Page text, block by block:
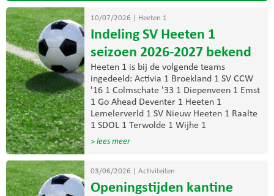
10/07/2026 Heeten 1
Indeling SV Heeten 1
seizoen 2026-2027 bekend
Heeten 1 is bij de volgende teams
ingedeeld: Activia 1 Broekland 1 SV CCW
'16 1 Colmschate '33 1 Diepenveen 1 Emst
1 Go Ahead Deventer 1 Heeten 1
Lemelerverld 1 SV Nieuw Heeten 1 Raalte
1 SDOL 1 Terwolde 1 Wijhe 1
> lees meer
03/06/2026 Activiteiten
Openingstijden kantine